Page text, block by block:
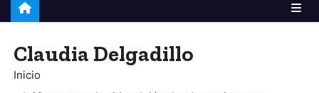
Claudia Delgadillo
Inicio